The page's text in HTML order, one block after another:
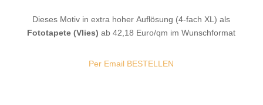
Dieses Motiv in extra hoher Auflösung (4-fach XL) als
Fototapete (Vlies)ab 42,18 Euro/qm im Wunschformat
Per Email BESTELLEN